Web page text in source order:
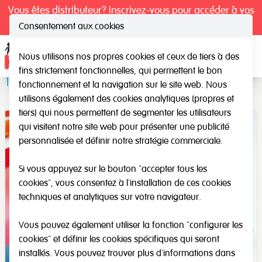
Vous êtes distributeur? Inscrivez-vous pour accéder à vos
tarifs exclusifs.
Transports
Consentement aux cookies
Nous utilisons nos propres cookies et ceux de tiers à des
fins strictement fonctionnelles, qui permettent le bon
fonctionnement et la navigation sur le site web. Nous
utilisons également des cookies analytiques (propres et
tiers) qui nous permettent de segmenter les utilisateurs
qui visitent notre site web pour présenter une publicité
personnalisée et définir notre stratégie commerciale.
Si vous appuyez sur le bouton "accepter tous les
cookies", vous consentez à l'installation de ces cookies
techniques et analytiques sur votre navigateur.
Vous pouvez également utiliser la fonction "configurer les
cookies" et définir les cookies spécifiques qui seront
installés. Vous pouvez trouver plus d'informations dans